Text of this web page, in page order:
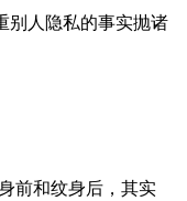
别人隐私的事实抛诸
前和纹身后，其实